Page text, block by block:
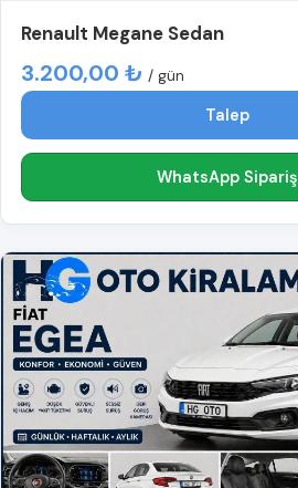
Renault Megane Sedan
3.200,00 ₺ / gün
Talep
WhatsApp Sipariş